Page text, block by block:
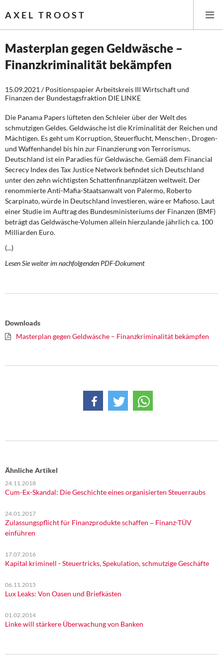
AXEL TROOST
Startseite
Themen
Leitlinien linker Wirtschafts- und Finanzpolitik
Wirtschaftspolitik
Steuer- und Finanzpolitik
Öffentliche Infrastruktur und Daseinsvorsorge
Eurokrise und Griechenland
DIE LINKE
Rosa-Luxemburg-Stiftung
Masterplan gegen Geldwäsche –
Finanzkriminalität bekämpfen
15.09.2021 / Positionspapier Arbeitskreis III Wirtschaft und
Finanzen der Bundestagsfraktion DIE LINKE
Die Panama Papers lüfteten den Schleier über der Welt des
schmutzigen Geldes. Geldwäsche ist die Kriminalität der Reichen und
Mächtigen. Es geht um Korruption, Steuerflucht, Menschen-, Drogen-
und Waffenhandel bis hin zur Finanzierung von Terrorismus.
Deutschland ist ein Paradies für Geldwäsche. Gemäß dem Financial
Secrecy Index des Tax Justice Network befindet sich Deutschland
unter den zehn wichtigsten Schattenfinanzplätzen weltweit. Der
renommierte Anti-Mafia-Staatsanwalt von Palermo, Roberto
Scarpinato, würde in Deutschland investieren, wäre er Mafioso. Laut
einer Studie im Auftrag des Bundesministeriums der Finanzen (BMF)
beträgt das Geldwäsche-Volumen allein hierzulande jährlich ca. 100
Milliarden Euro.
(...)
Lesen Sie weiter im nachfolgenden PDF-Dokument
Downloads
Masterplan gegen Geldwäsche – Finanzkriminalität bekämpfen
Ähnliche Artikel
24.11.2018
Cum-Ex-Skandal: Die Geschichte eines organisierten Steuerraubs
24.01.2017
Zulassungspflicht für Finanzprodukte schaffen ‒ Finanz-TÜV
einführen
17.07.2016
Kapital kriminell - Steuertricks, Spekulation, schmutzige Geschäfte
06.11.2015
Lux Leaks: Von Oasen und Briefkästen
01.02.2014
Linke will stärkere Überwachung von Banken